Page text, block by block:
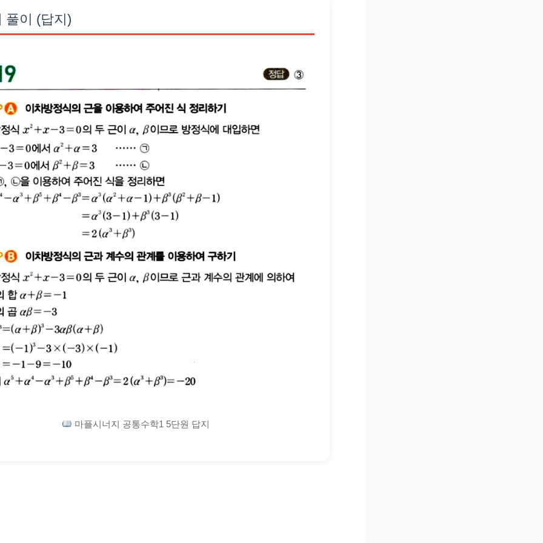
풀이 (답지)
마플시너지 공통수학1 5단원 답지